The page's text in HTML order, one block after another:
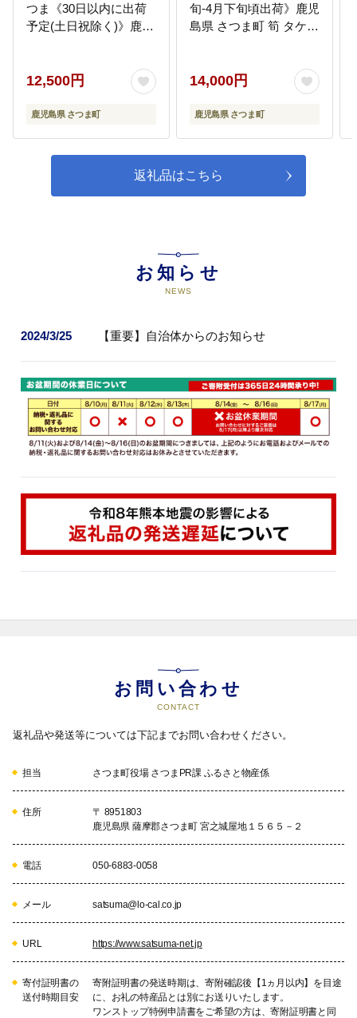
つま《30日以内に出荷
予定(土日祝除く)》鹿児
国産 麦 手作り 味噌汁
豚汁 送料無料---stm-hel-
1-4500g---
12,500円
鹿児島県 さつま町
旬-4月下旬頃出荷》鹿児
島県 さつま町 筍 タケノ
14,000円
鹿児島県 さつま町
返礼品はこちら
お知らせ
NEWS
2024/3/25 【重要】自治体からのお知らせ
お問い合わせ
CONTACT
返礼品や発送等については下記までお問い合わせください。
担当 さつま町役場 さつまPR課 ふるさと物産係
住所
〒 8951803
鹿児島県 薩摩郡さつま町 宮之城屋地１５６５－２
電話 050-6883-0058
メール satsuma@lo-cal.co.jp
URL https://www.satsuma-net.jp
寄付証明書の
送付時期目安
寄附証明書の発送時期は、寄附確認後【1ヵ月以内】を目途
に、お礼の特産品とは別にお送りいたします。
ワンストップ特例申請書をご希望の方は、寄附証明書と同